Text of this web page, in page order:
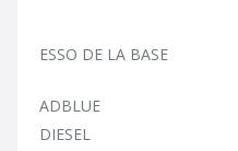
ESSO DE LA BASE
ADBLUE
DIESEL